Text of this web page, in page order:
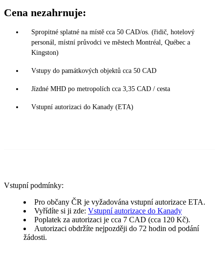
Cena nezahrnuje:
Spropitné splatné na místě cca 50 CAD/os. (řidič, hotelový
personál, místní průvodci ve městech Montréal, Québec a
Kingston)
Vstupy do památkových objektů cca 50 CAD
Jízdné MHD po metropolích cca 3,35 CAD / cesta
Vstupní autorizaci do Kanady (ETA)
Vstupní podmínky:
Pro občany ČR je vyžadována vstupní autorizace ETA.
Vyřídíte si ji zde: Vstupní autorizace do Kanady
Poplatek za autorizaci je cca 7 CAD (cca 120 Kč).
Autorizaci obdržíte nejpozději do 72 hodin od podání
žádosti.